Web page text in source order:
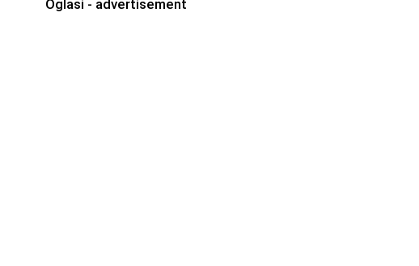
Oglasi - advertisement